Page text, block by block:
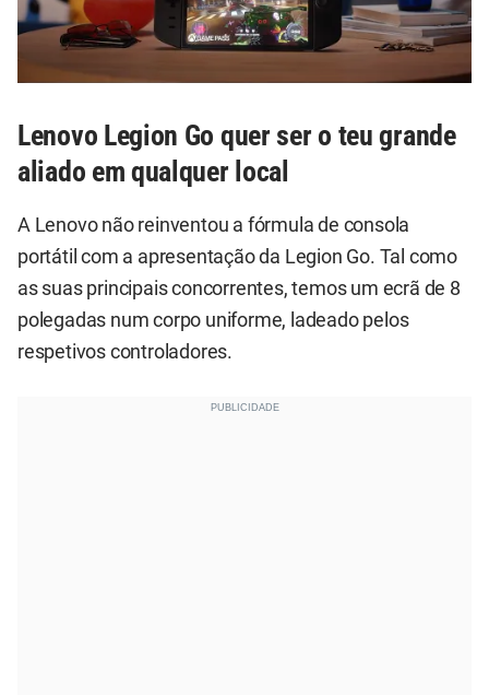
Lenovo Legion Go quer ser o teu grande
aliado em qualquer local
A Lenovo não reinventou a fórmula de consola
portátil com a apresentação da Legion Go. Tal como
as suas principais concorrentes, temos um ecrã de 8
polegadas num corpo uniforme, ladeado pelos
respetivos controladores.